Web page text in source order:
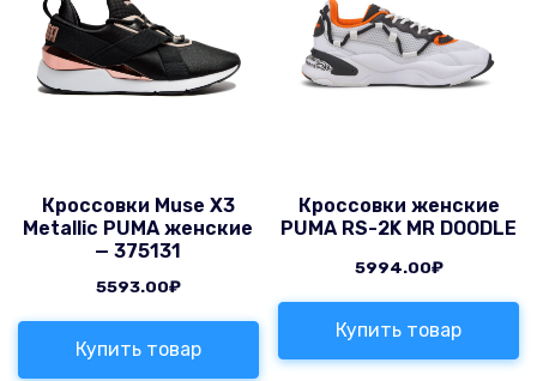
Кроссовки Muse X3
Metallic PUMA женские
— 375131
5593.00₽
Купить товар
Кроссовки женские
PUMA RS-2K MR DOODLE
5994.00₽
Купить товар